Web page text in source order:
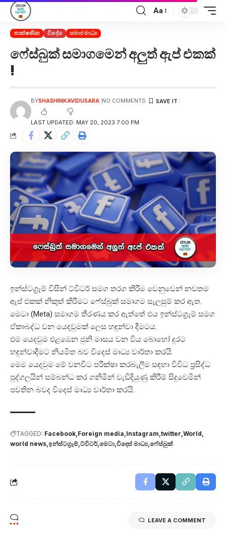
Aa
තාක්ෂණික විදේශ සමාජ මාධ්‍ය
ෆේස්බුක් සමාගමෙන් අලුත් ඇප් එකක්
!
LAST UPDATED: MAY 20, 2023 7:00 PM
BYSHASHINKAVIDUSARA NO COMMENTS
ඉන්ස්ටග්‍රෑම් විසින් ට්විටර් සමග තරග කිරීම වෙනුවෙන් නවතම
ඇප් එකක් නිකුත් කිරීමට ෆේස්බුක් සමාගම සැලසුම් කර ඇත.
මෙටා (Meta) සමාගම තීරණය කර ඇත්තේ එය ඉන්ස්ටග්‍රෑම් සමග
ඒකාබද්ධ වන යෙදවුමක් ලෙස හඳුන්වා දීමටය.
එම යෙදවුම එළඹෙන ජුනි මාසය වන විය බොහෝ දුරට
හඳුන්වාදීමට නියමිත බව විදෙස් මාධ්‍ය වාර්තා කරයි.
මෙම යෙදවුම මේ වනවිට පරීක්ෂා කරබැලීම සඳහා විවිධ ප්‍රසිද්ධ
පුද්ගලයින් සම්බන්ධ කර ගනිමින් වැඩිදියුණු කිරීම් සිදුවෙමින්
පවතින බවද විදෙස් මාධ්‍ය වාර්තා කරයි.
TAGGED: Facebook Foreign media Instagram twitter World
world news ඉන්ස්ටග්‍රෑම් ට්විටර් මෙටා විදෙස් මාධ්‍ය ෆේස්බුක්
LEAVE A COMMENT